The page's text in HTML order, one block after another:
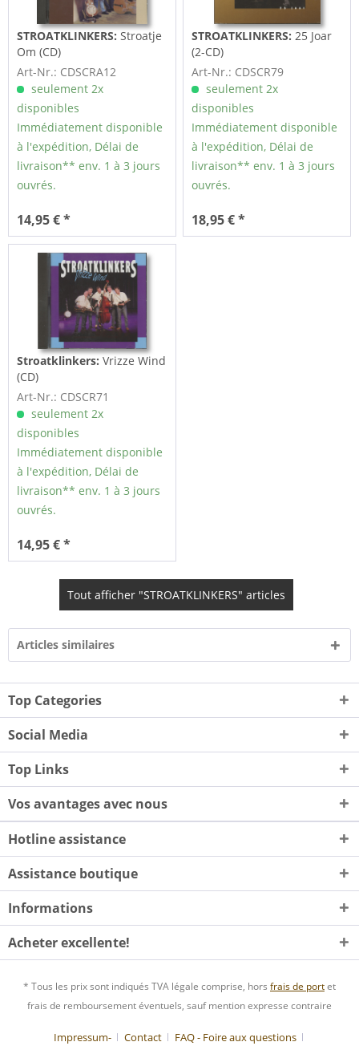
STROATKLINKERS: Stroatje
Om (CD)
Art-Nr.: CDSCRA12
seulement 2x
disponibles
Immédiatement disponible
à l'expédition, Délai de
livraison** env. 1 à 3 jours
ouvrés.
14,95 € *
STROATKLINKERS: 25 Joar
(2-CD)
Art-Nr.: CDSCR79
seulement 2x
disponibles
Immédiatement disponible
à l'expédition, Délai de
livraison** env. 1 à 3 jours
ouvrés.
18,95 € *
Stroatklinkers: Vrizze Wind
(CD)
Art-Nr.: CDSCR71
seulement 2x
disponibles
Immédiatement disponible
à l'expédition, Délai de
livraison** env. 1 à 3 jours
ouvrés.
14,95 € *
Tout afficher "STROATKLINKERS" articles
Articles similaires
Top Categories
Social Media
Top Links
Vos avantages avec nous
Hotline assistance
Assistance boutique
Informations
Acheter excellente!
* Tous les prix sont indiqués TVA légale comprise, hors frais de portet
frais de remboursement éventuels, sauf mention expresse contraire
Impressum- Contact FAQ - Foire aux questions